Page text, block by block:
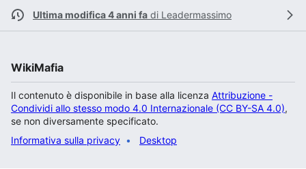
Ultima modifica 4 anni fa di Leadermassimo
WikiMafia
Il contenuto è disponibile in base alla licenza Attribuzione -
Condividi allo stesso modo 4.0 Internazionale (CC BY-SA 4.0),
se non diversamente specificato.
Informativa sulla privacy
Desktop